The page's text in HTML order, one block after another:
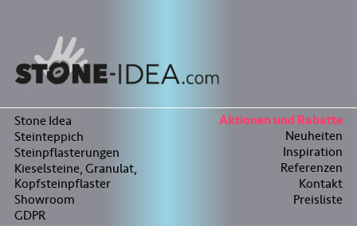
Stone Idea
Steinteppich
Steinpflasterungen
Kieselsteine, Granulat,
Kopfsteinpflaster
Showroom
GDPR
Aktionen und Rabatte
Neuheiten
Inspiration
Referenzen
Kontakt
Preisliste